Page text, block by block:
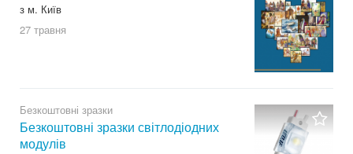
з м. Київ
27 травня
Безкоштовні зразки
Безкоштовні зразки світлодіодних
модулів